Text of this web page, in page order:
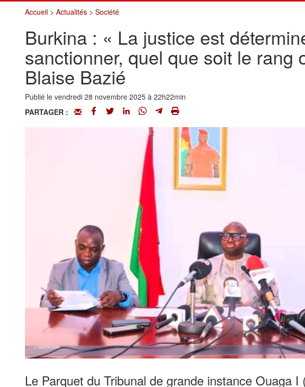
Accueil> Actualités> Société
Burkina : « La justice est
sanctionner, quel que soit le rang
Blaise Bazié
Publié le vendredi 28 novembre 2025 à 22h22min
PARTAGER :
Le Parquet du Tribunal de grande instance Ouaga